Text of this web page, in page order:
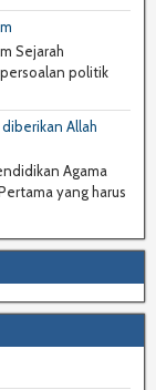
Sejarah
politik
Allah
Agama
yang harus